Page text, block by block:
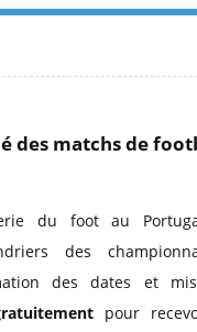
des matchs de
du foot au
des
des dates et
pour